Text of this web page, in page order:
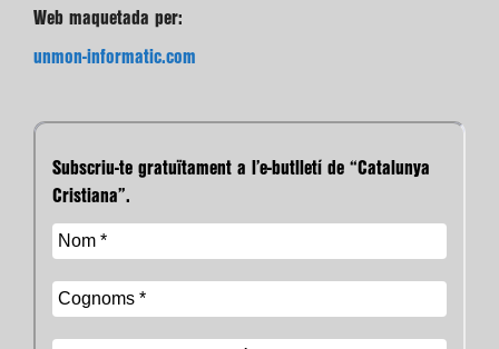
Web maquetada per:
unmon-informatic.com
Subscriu-te gratuïtament a l’e-butlletí de “Catalunya
Cristiana”.